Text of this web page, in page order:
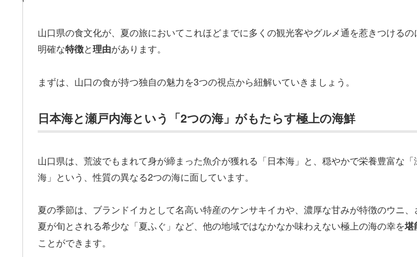
山口県の食文化が、夏の旅においてこれほどまでに多くの観光客やグルメ通を惹きつけるの
明確な特徴と理由があります。
まずは、山口の食が持つ独自の魅力を3つの視点から紐解いていきましょう。
日本海と瀬戸内海という「2つの海」がもたらす極上の海鮮
山口県は、荒波でもまれて身が締まった魚介が獲れる「日本海」と、穏やかで栄養豊富な「
海」という、性質の異なる2つの海に面しています。
夏の季節は、ブランドイカとして名高い特産のケンサキイカや、濃厚な甘みが特徴のウニ、
夏が旬とされる希少な「夏ふぐ」など、他の地域ではなかなか味わえない極上の海の幸を堪
ことができます。